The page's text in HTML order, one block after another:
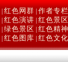
红色网群 作者专栏
红色演讲 红色景区
绿色景区
红色精神
红色图库 红色文化